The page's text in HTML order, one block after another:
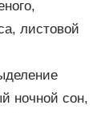
листовой
ночной сон,